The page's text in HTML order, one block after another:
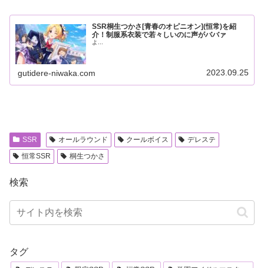
SSR桐生つかさ[青春のオピニオン](恒常)を紹
介！制服系衣装で若々しいのに声がババァ
よ...
gutidere-niwaka.com 2023.09.25
SSR オールラウンド クールボイス
デレステ
恒常SSR
桐生つかさ
検索
タグ